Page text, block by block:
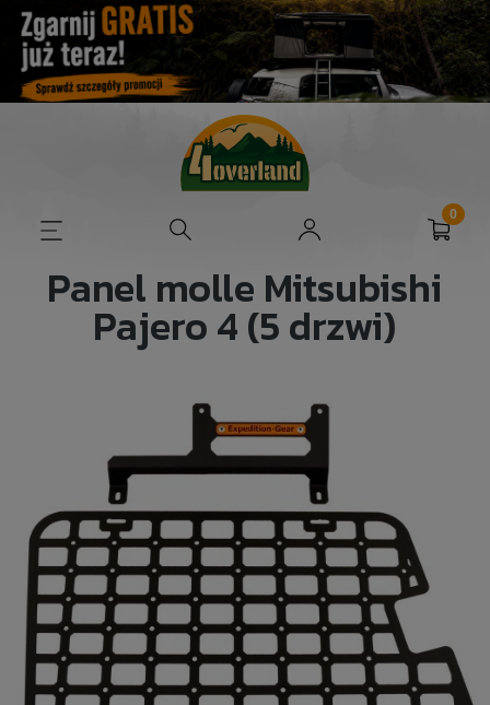
Panel molle Mitsubishi
Pajero 4 (5 drzwi)